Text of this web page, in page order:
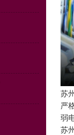
苏
严
弱
苏